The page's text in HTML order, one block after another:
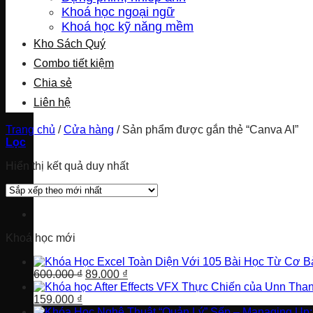
Khoá học ngoại ngữ
Khoá học kỹ năng mềm
Kho Sách Quý
Combo tiết kiệm
Chia sẻ
Liên hệ
Trang chủ / Cửa hàng /Sản phẩm được gắn thẻ “Canva AI”
Lọc
Hiển thị kết quả duy nhất
Khoá học mới
600.000₫ Giá
gốc
89.000 ₫
hiện
Giá
159.000 ₫